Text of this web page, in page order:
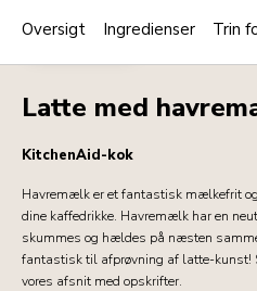
DRIKKEVARER
Latte med
KitchenAid-kok
Havremælk er et fantastisk mælkefrit
dine kaffedrikke. Havremælk har en
skummes og hældes på næsten
fantastisk til afprøvning af latte-kunst!
vores afsnit med opskrifter.
Oversigt Ingredienser Trin